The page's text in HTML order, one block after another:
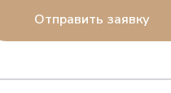
Отправить заявку